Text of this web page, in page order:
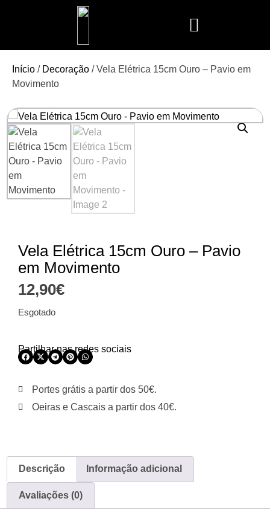
Início / Decoração / Vela Elétrica 15cm Ouro – Pavio em
Movimento
Vela Elétrica 15cm Ouro – Pavio
em Movimento
12,90€
Esgotado
Partilhar nas redes sociais
Portes grátis a partir dos 50€.
Oeiras e Cascais a partir dos 40€.
Descrição Informação adicional
Avaliações (0)